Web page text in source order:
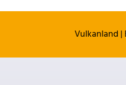
Vulkanland |